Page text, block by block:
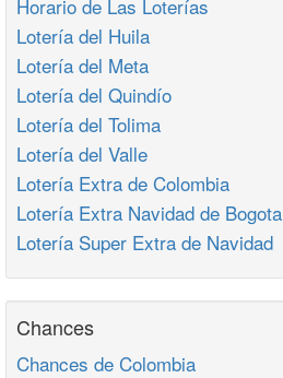
Horario de Las Loterías
Lotería del Huila
Lotería del Meta
Lotería del Quindío
Lotería del Tolima
Lotería del Valle
Lotería Extra de Colombia
Lotería Extra Navidad de Bogota
Lotería Super Extra de Navidad
Chances
Chances de Colombia